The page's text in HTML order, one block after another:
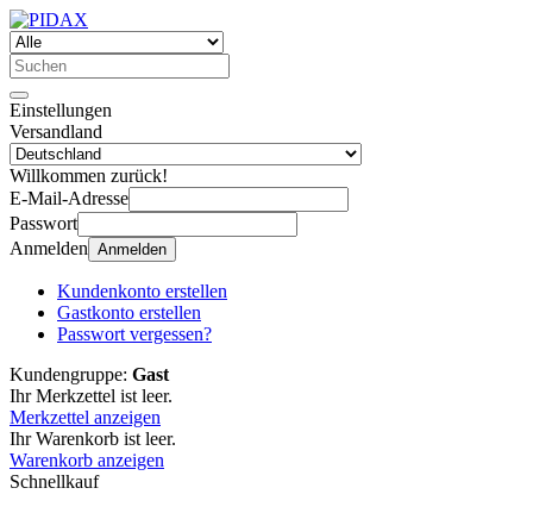
Einstellungen
Versandland
Willkommen zurück!
E-Mail-Adresse
Passwort
Anmelden Anmelden
Kundenkonto erstellen
Gastkonto erstellen
Passwort vergessen?
Kundengruppe: Gast
Ihr Merkzettel ist leer.
Merkzettel anzeigen
Ihr Warenkorb ist leer.
Warenkorb anzeigen
Schnellkauf